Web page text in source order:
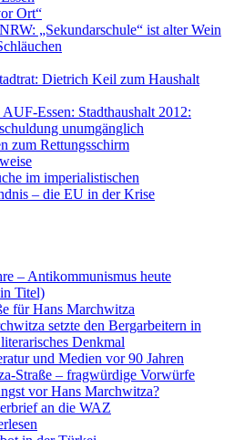
Ort“
„Sekundarschule“ ist alter Wein
Dietrich Keil zum Haushalt
Essen: Stadthaushalt 2012:
unumgänglich
zum Rettungsschirm
im imperialistischen
– die EU in der Krise
– Antikommunismus heute
Titel)
für Hans Marchwitza
setzte den Bergarbeitern in
Denkmal
und Medien vor 90 Jahren
Straße – fragwürdige Vorwürfe
vor Hans Marchwitza?
an die WAZ